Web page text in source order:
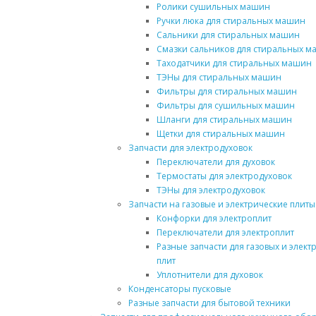
Ролики сушильных машин
Ручки люка для стиральных машин
Сальники для стиральных машин
Смазки сальников для стиральных
Таходатчики для стиральных машин
ТЭНы для стиральных машин
Фильтры для стиральных машин
Фильтры для сушильных машин
Шланги для стиральных машин
Щетки для стиральных машин
Запчасти для электродуховок
Переключатели для духовок
Термостаты для электродуховок
ТЭНы для электродуховок
Запчасти на газовые и электрические плиты
Конфорки для электроплит
Переключатели для электроплит
Разные запчасти для газовых и
плит
Уплотнители для духовок
Конденсаторы пусковые
Разные запчасти для бытовой техники